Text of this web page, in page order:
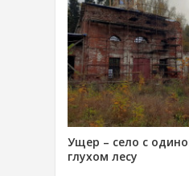
Ущер – село с
глухом лесу